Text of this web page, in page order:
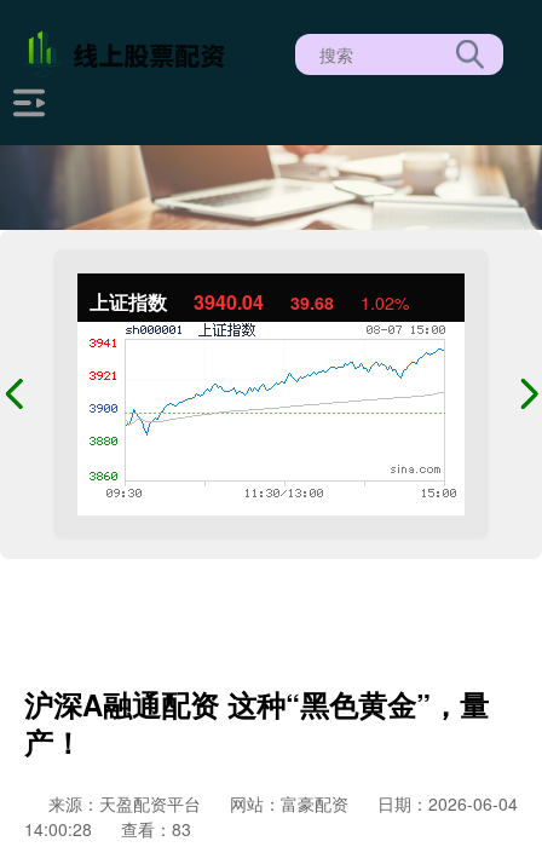
上证指数 3940.04 39.68 1.02%
沪深A融通配资 这种“黑色黄金”，量
产！
来源：天盈配资平台 网站：富豪配资
日期：2026-06-04
14:00:28
查看：83